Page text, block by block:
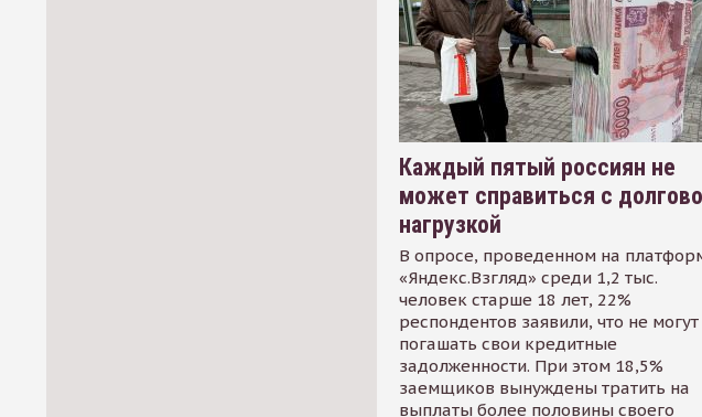
Каждый пятый россиян не
может справиться с
нагрузкой
В опросе, проведенном на
«Яндекс.Взгляд» среди 1,2 тыс.
человек старше 18 лет, 22%
респондентов заявили, что не могут
погашать свои кредитные
задолженности. При этом 18,5%
заемщиков вынуждены тратить на
выплаты более половины своего